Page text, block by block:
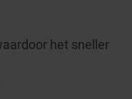
het sneller